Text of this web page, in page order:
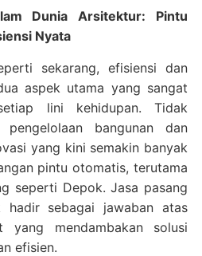
Dunia Arsitektur: Pintu
Nyata
sekarang, efisiensi dan
aspek utama yang sangat
lini kehidupan. Tidak
bangunan dan
yang kini semakin banyak
pintu otomatis, terutama
seperti Depok. Jasa pasang
sebagai jawaban atas
yang mendambakan solusi
efisien.